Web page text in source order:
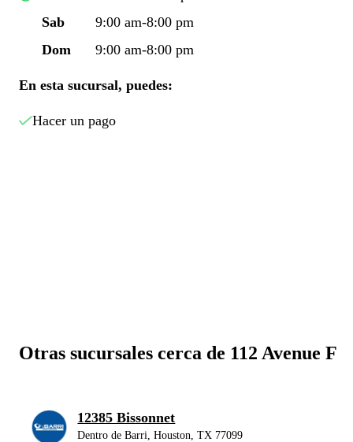
Sab
9:00 am-8:00 pm
Dom
9:00 am-8:00 pm
En esta sucursal, puedes:
Hacer un pago
Otras sucursales cerca de 112 Avenue F
12385 Bissonnet
Dentro de Barri, Houston, TX 77099